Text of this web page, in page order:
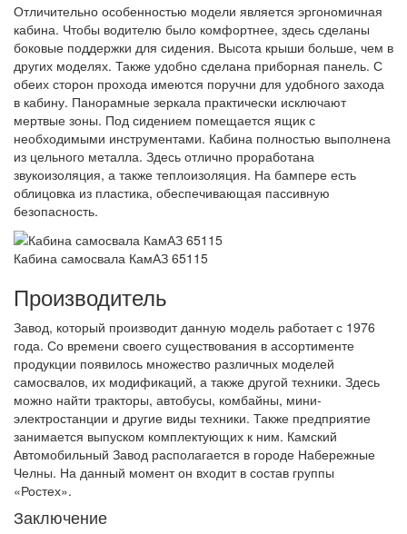
Отличительно особенностью модели является эргономичная
кабина. Чтобы водителю было комфортнее, здесь сделаны
боковые поддержки для сидения. Высота крыши больше, чем в
других моделях. Также удобно сделана приборная панель. С
обеих сторон прохода имеются поручни для удобного захода
в кабину. Панорамные зеркала практически исключают
мертвые зоны. Под сидением помещается ящик с
необходимыми инструментами. Кабина полностью выполнена
из цельного металла. Здесь отлично проработана
звукоизоляция, а также теплоизоляция. На бампере есть
облицовка из пластика, обеспечивающая пассивную
безопасность.
Кабина самосвала КамАЗ 65115
Производитель
Завод, который производит данную модель работает с 1976
года. Со времени своего существования в ассортименте
продукции появилось множество различных моделей
самосвалов, их модификаций, а также другой техники. Здесь
можно найти тракторы, автобусы, комбайны, мини-
электростанции и другие виды техники. Также предприятие
занимается выпуском комплектующих к ним. Камский
Автомобильный Завод располагается в городе Набережные
Челны. На данный момент он входит в состав группы
«Ростех».
Заключение